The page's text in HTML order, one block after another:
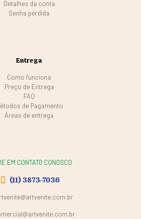
Detalhes da conta
Senha perdida
Entrega
Como funciona
Preço de Entrega
FAQ
de Pagamento
Áreas de entrega
EM CONTATO CONOSCO
(11) 3873-7036